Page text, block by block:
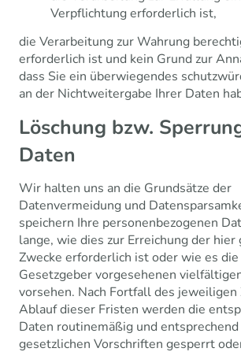
Verpflichtung erforderlich ist,
die Verarbeitung zur Wahrung
erforderlich ist und kein Grund zur
dass Sie ein überwiegendes
an der Nichtweitergabe Ihrer Daten
Löschung bzw.
Daten
Wir halten uns an die Grundsätze der
Datenvermeidung und
speichern Ihre personenbezogenen
lange, wie dies zur Erreichung der hier
Zwecke erforderlich ist oder wie es die
Gesetzgeber vorgesehenen
vorsehen. Nach Fortfall des jeweiligen
Ablauf dieser Fristen werden die
Daten routinemäßig und entsprechend
gesetzlichen Vorschriften gesperrt